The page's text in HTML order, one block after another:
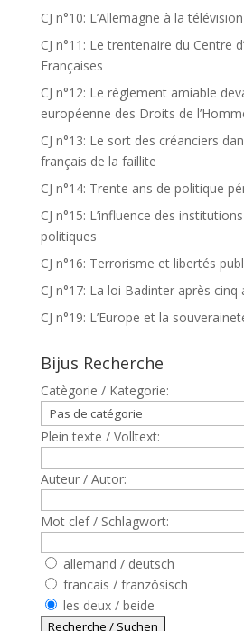
CJ n°10: L’Allemagne à la
CJ n°11: Le trentenaire du Centre
Françaises
CJ n°12: Le règlement amiable
européenne des Droits de
CJ n°13: Le sort des créanciers
français de la faillite
CJ n°14: Trente ans de politique
CJ n°15: L’influence des
politiques
CJ n°16: Terrorisme et libertés
CJ n°17: La loi Badinter après cinq
CJ n°19: L’Europe et la
Bijus Recherche
Catègorie / Kategorie:
Plein texte / Volltext:
Auteur / Autor:
Mot clef / Schlagwort:
allemand / deutsch
francais / französisch
les deux / beide